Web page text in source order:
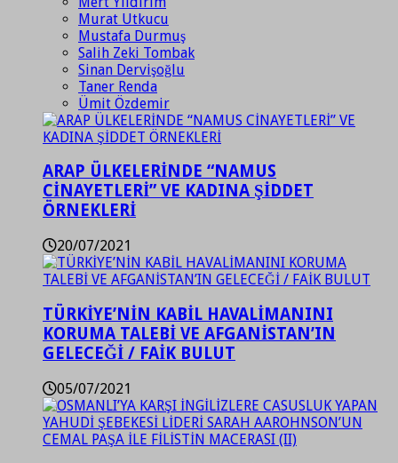
Murat Utkucu
Mustafa Durmuş
Salih Zeki Tombak
Sinan Dervişoğlu
Taner Renda
Ümit Özdemir
ARAP ÜLKELERİNDE “NAMUS
CİNAYETLERİ” VE KADINA ŞİDDET
ÖRNEKLERİ
20/07/2021
TÜRKİYE’NİN KABİL HAVALİMANINI
KORUMA TALEBİ VE AFGANİSTAN’IN
GELECEĞİ / FAİK BULUT
05/07/2021